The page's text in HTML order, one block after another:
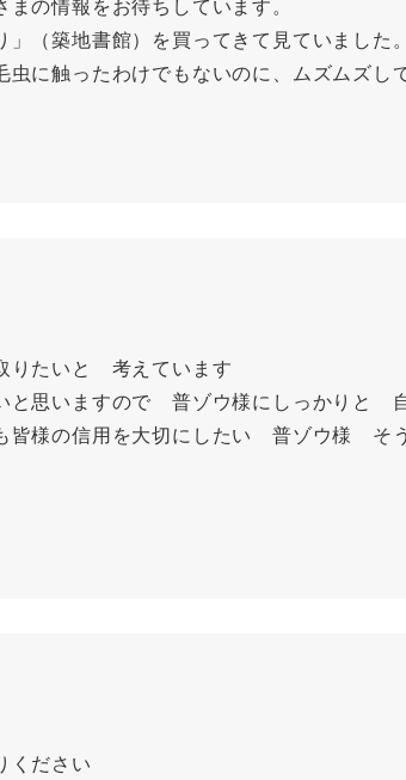
（築地書館）を買ってきて見ていまし
に触ったわけでもないのに、ムズムズし
りたいと 考えています
思いますので 普ゾウ様にしっかりと
様の信用を大切にしたい 普ゾウ様 そ
ください